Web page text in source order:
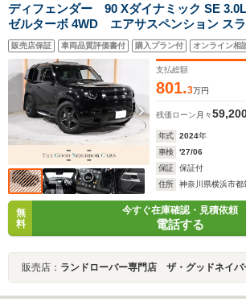
ディフェンダー 90 Xダイナミック SE
ゼルターボ 4WD エアサスペンション ス
ノラミックルーフ MERIDIANサウンド ステ
ター コールドクライメートパック 純正サイ
イドマウントギアキャリア ブラックエクス
販売店保証 車両品質評価書付 購入プラン付 オンライン相
支払総額
801.3万円
残価ローン 月々
年式 2024年
車検
'27/06
保証
保証付
住所
神奈川県横浜市都
無
料
今すぐ在庫確認・見積依頼
電話する
販売店： ランドローバー専門店 ザ・グッドネイバ